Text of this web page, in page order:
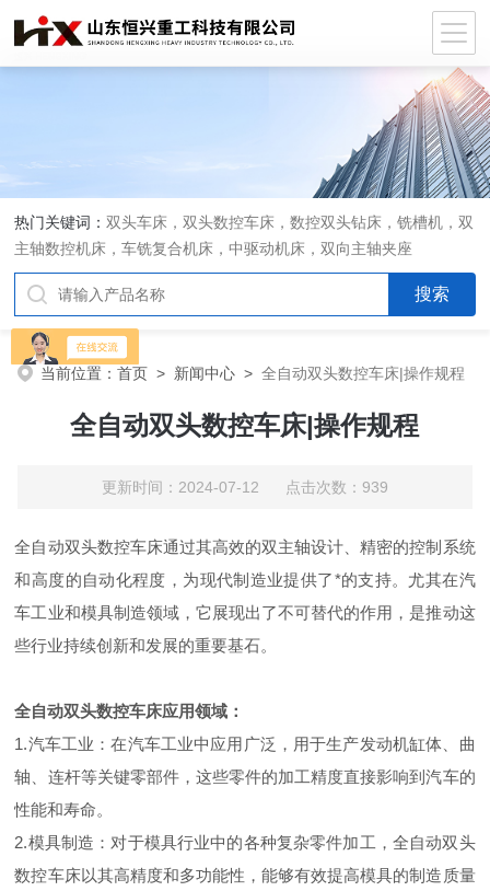
热门关键词：双头车床，双头数控车床，数控双头钻床，铣槽机，双
主轴数控机床，车铣复合机床，中驱动机床，双向主轴夹座
当前位置：首页 > 新闻中心 >全自动双头数控车床|操作规程
全自动双头数控车床|操作规程
更新时间：2024-07-12 点击次数：939
全自动双头数控车床通过其高效的双主轴设计、精密的控制系统
和高度的自动化程度，为现代制造业提供了*的支持。尤其在汽
车工业和模具制造领域，它展现出了不可替代的作用，是推动这
些行业持续创新和发展的重要基石。
全自动双头数控车床应用领域：
1.汽车工业：在汽车工业中应用广泛，用于生产发动机缸体、曲
轴、连杆等关键零部件，这些零件的加工精度直接影响到汽车的
性能和寿命。
2.模具制造：对于模具行业中的各种复杂零件加工，全自动双头
数控车床以其高精度和多功能性，能够有效提高模具的制造质量